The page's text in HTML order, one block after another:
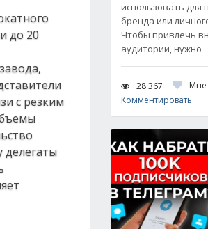
до 20
с резким
делегаты
использовать для
бренда или
Чтобы привлечь
аудитории, нужно
28 367 Мне
Комментировать